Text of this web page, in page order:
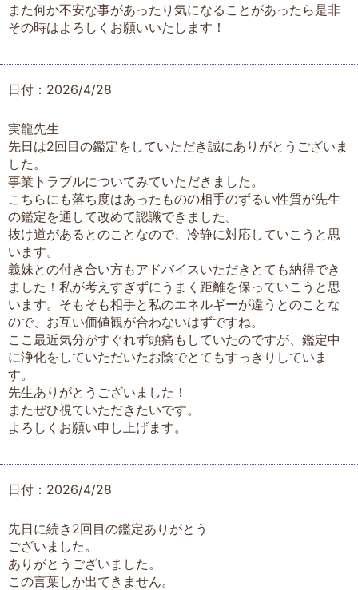
また何か不安な事があったり気になることがあったら是非
その時はよろしくお願いいたします！
日付：2026/4/28
実龍先生
先日は2回目の鑑定をしていただき誠にありがとうございま
した。
事業トラブルについてみていただきました。
こちらにも落ち度はあったものの相手のずるい性質が先生
の鑑定を通して改めて認識できました。
抜け道があるとのことなので、冷静に対応していこうと思
います。
義妹との付き合い方もアドバイスいただきとても納得でき
ました！私が考えすぎずにうまく距離を保っていこうと思
います。そもそも相手と私のエネルギーが違うとのことな
ので、お互い価値観が合わないはずですね。
ここ最近気分がすぐれず頭痛もしていたのですが、鑑定中
に浄化をしていただいたお陰でとてもすっきりしていま
す。
先生ありがとうございました！
またぜひ視ていただきたいです。
よろしくお願い申し上げます。
日付：2026/4/28
先日に続き2回目の鑑定ありがとう
ございました。
ありがとうございました。
この言葉しか出てきません。